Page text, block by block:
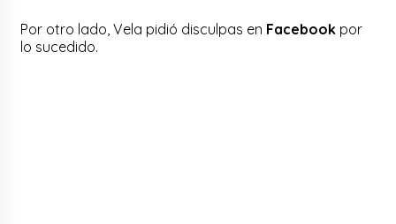
Por otro lado, Vela pidió disculpas en Facebook por
lo sucedido.